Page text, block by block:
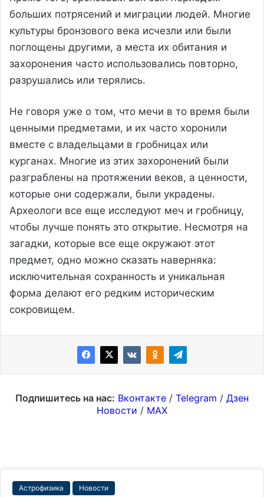
больших потрясений и миграции людей. Многие
культуры бронзового века исчезли или были
поглощены другими, а места их обитания и
захоронения часто использовались повторно,
разрушались или терялись.
Не говоря уже о том, что мечи в то время были
ценными предметами, и их часто хоронили
вместе с владельцами в гробницах или
курганах. Многие из этих захоронений были
разграблены на протяжении веков, а ценности,
которые они содержали, были украдены.
Археологи все еще исследуют меч и гробницу,
чтобы лучше понять это открытие. Несмотря на
загадки, которые все еще окружают этот
предмет, одно можно сказать наверняка:
исключительная сохранность и уникальная
форма делают его редким историческим
сокровищем.
Подпишитесь на нас: Вконтакте / Telegram / Дзен
Новости / MAX